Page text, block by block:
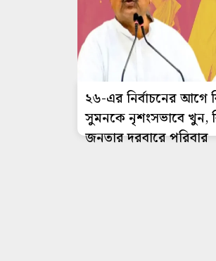
২৬-এর নির্বাচনের আগে
সুমনকে নৃশংসভাবে খুন,
জনতার দরবারে পরিবার